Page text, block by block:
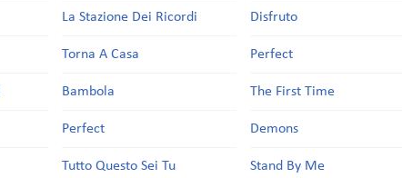
La Stazione Dei Ricordi
Torna A Casa
Bambola
Perfect
Tutto Questo Sei Tu
Disfruto
Perfect
The First Time
Demons
Stand By Me